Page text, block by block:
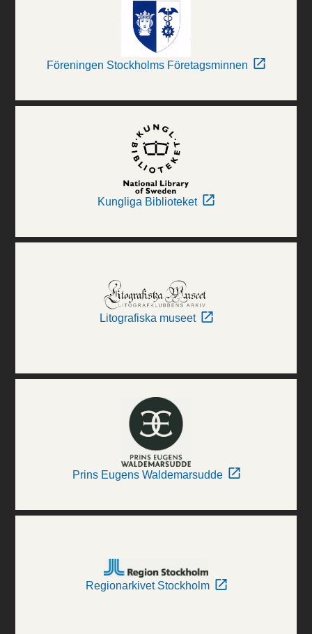
Föreningen Stockholms Företagsminnen
Kungliga Biblioteket
Litografiska museet
Prins Eugens Waldemarsudde
Regionarkivet Stockholm